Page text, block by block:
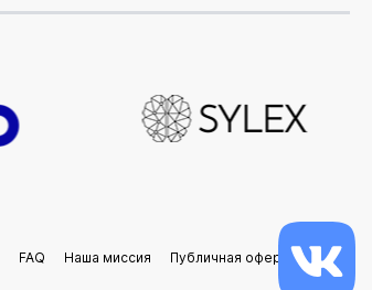
FAQ Наша миссия Публичная оферта РФ